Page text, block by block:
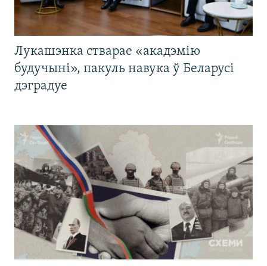
Лукашэнка стварае «акадэмію
будучыні», пакуль навука ў Беларусі
дэградуе